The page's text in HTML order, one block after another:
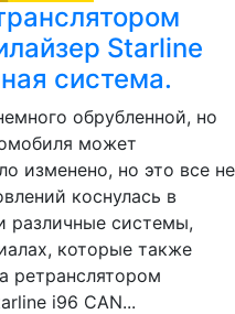
Starline
система.
обрубленной, но
может
изменено, но это все не
коснулась в
различные системы,
которые также
ретранслятором
i96 CAN...